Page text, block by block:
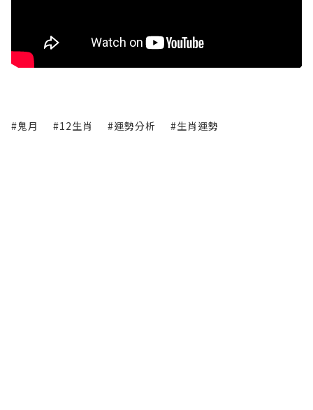
#鬼月 #12生肖 #運勢分析 #生肖運勢